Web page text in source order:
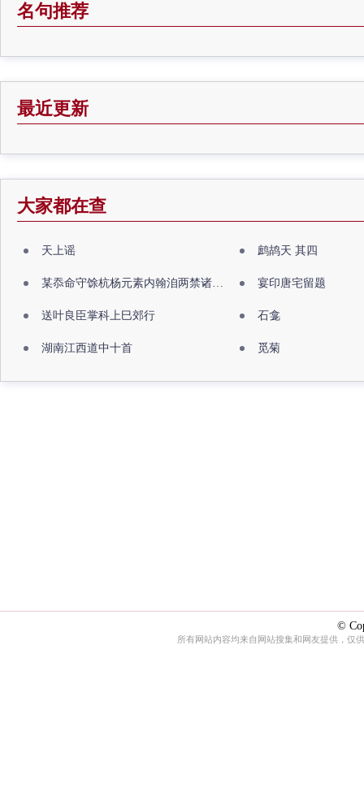
名句推荐
最近更新
大家都在查
天上谣 鹧鸪天 其四
某忝命守馀杭杨元素内翰洎两禁诸公出祖佛寺 宴印唐宅留题
送叶良臣掌科上巳郊行 石龛
湖南江西道中十首 觅菊
©
所有网站内容均来自网站搜集和网友提供，仅